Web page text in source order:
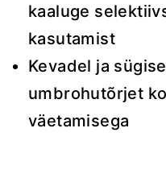
kaaluge
kasutamist
Kevadel ja
umbrohutõrjet
väetamisega